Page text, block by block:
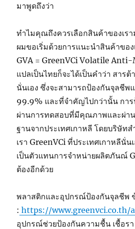
มาพูดถึงว่า
ทำไมคุณถึงควรเลือกสินค้าของเรา
ผมขอเริ่มด้วยการแนะนำสินค้าขอ
GVA = GreenVCi Volatile
แปลเป็นไทยก็จะได้เป็นคำว่า สาร
นั่นเอง ซึ่งจะสามารถป้องกันจุลชีพ
99.9% และที่จำคัญไปกว่านั้น กา
ผ่านการทดสอบที่มีคุณภาพและผ่า
ฐานจากประเทศเกาหลี โดยบริษัท
เรา GreenVCi ที่ประเทศเกาหลีนั่น
เป็นตัวแทนการจำหน่ายผลิตภันณ์
ต้องอีกด้วย
พลาสติกและอุปกรณ์ป้องกันจุลชีพ
: https://www.greenvci.co.th/
อุปกรณ์ช่วยป้องกันความชื้น เชื้อรา